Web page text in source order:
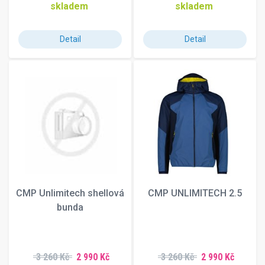
188 cm
190 cm
197 cm
202 cm
BLVA
105
skladem
Detail
skladem
Detail
CMP Unlimitech shellová
bunda
3 260 Kč 2 990 Kč
CMP UNLIMITECH 2.5
3 260 Kč 2 990 Kč